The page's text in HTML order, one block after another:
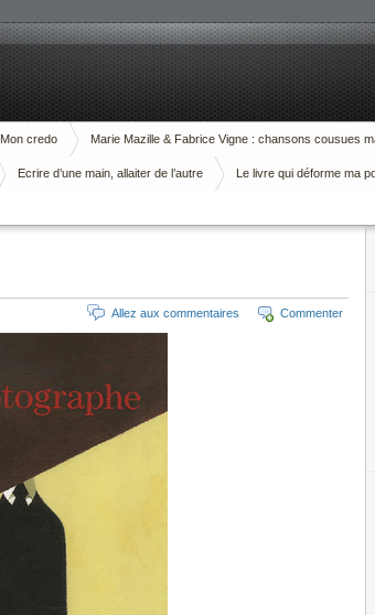
Mon credo Marie Mazille & Fabrice Vigne : chansons cousues
Ecrire d’une main, allaiter de l’autre Le livre qui déforme ma
Commenter
Allez aux commentaires